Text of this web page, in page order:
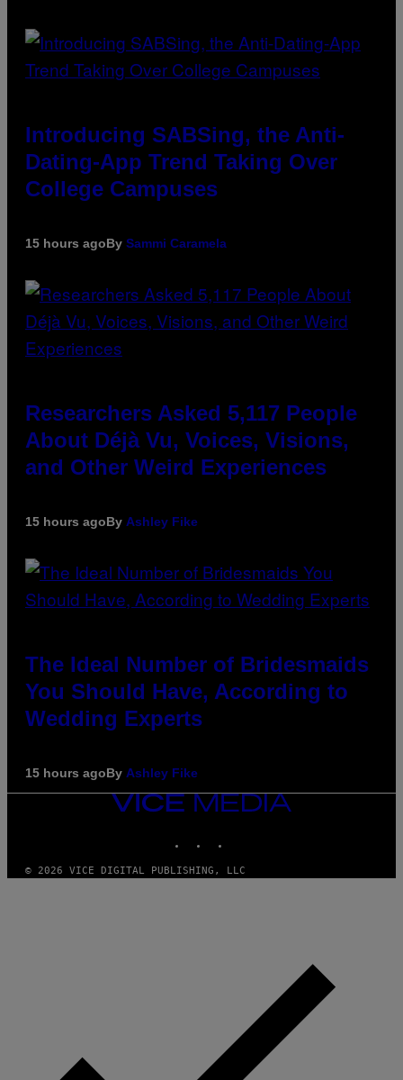
Introducing SABSing, the Anti-
Dating-App Trend Taking Over
College Campuses
15 hours agoBy Sammi Caramela
Researchers Asked 5,117 People
About Déjà Vu, Voices, Visions,
and Other Weird Experiences
15 hours agoBy Ashley Fike
The Ideal Number of Bridesmaids
You Should Have, According to
Wedding Experts
15 hours agoBy Ashley Fike
VICE
MEDIA
© 2026 VICE DIGITAL PUBLISHING, LLC